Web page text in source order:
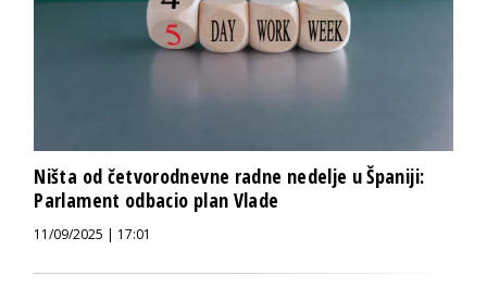
Ništa od četvorodnevne radne nedelje u Španiji:
Parlament odbacio plan Vlade
11/09/2025 | 17:01